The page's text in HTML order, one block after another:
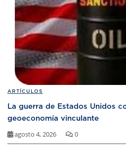
ARTÍCULOS
La guerra de Estados Unidos
geoeconomía vinculante
agosto 4, 2026 0